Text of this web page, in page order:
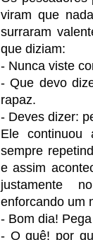
viram que
surraram
que diziam:
- Nunca viste
- Que devo
rapaz.
- Deves dizer:
Ele continuou
sempre
e assim
justamente
enforcando um
- Bom dia!
- O quê! por